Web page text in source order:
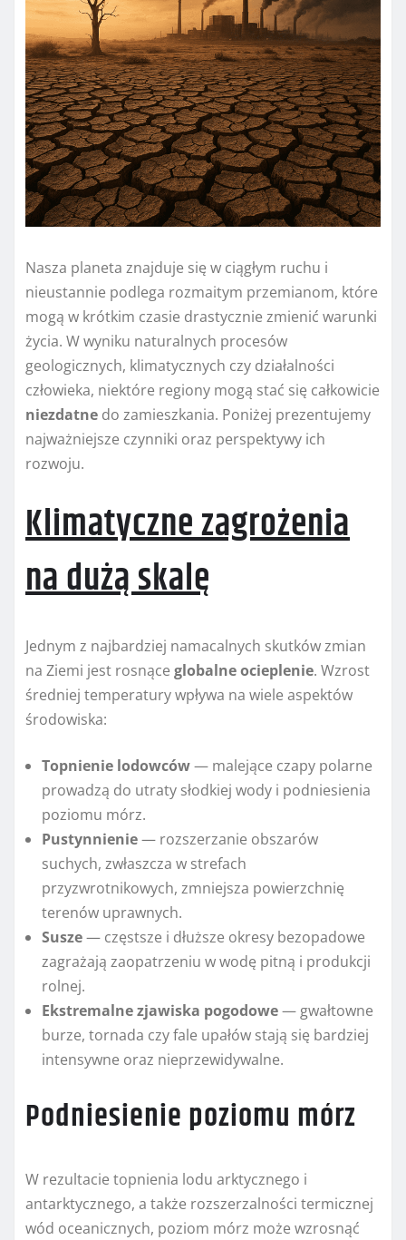
Nasza planeta znajduje się w ciągłym ruchu i
nieustannie podlega rozmaitym przemianom, które
mogą w krótkim czasie drastycznie zmienić warunki
życia. W wyniku naturalnych procesów
geologicznych, klimatycznych czy działalności
człowieka, niektóre regiony mogą stać się całkowicie
niezdatne do zamieszkania. Poniżej prezentujemy
najważniejsze czynniki oraz perspektywy ich
rozwoju.
Klimatyczne zagrożenia
na dużą skalę
Jednym z najbardziej namacalnych skutków zmian
na Ziemi jest rosnące globalne ocieplenie. Wzrost
średniej temperatury wpływa na wiele aspektów
środowiska:
Topnienie lodowców— malejące czapy polarne
prowadzą do utraty słodkiej wody i podniesienia
poziomu mórz.
Pustynnienie— rozszerzanie obszarów
suchych, zwłaszcza w strefach
przyzwrotnikowych, zmniejsza powierzchnię
terenów uprawnych.
Susze— częstsze i dłuższe okresy bezopadowe
zagrażają zaopatrzeniu w wodę pitną i produkcji
rolnej.
Ekstremalne zjawiska pogodowe— gwałtowne
burze, tornada czy fale upałów stają się bardziej
intensywne oraz nieprzewidywalne.
Podniesienie poziomu mórz
W rezultacie topnienia lodu arktycznego i
antarktycznego, a także rozszerzalności termicznej
wód oceanicznych, poziom mórz może wzrosnąć